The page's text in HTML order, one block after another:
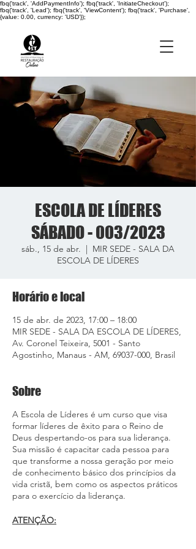
fbq('track', 'AddPaymentInfo'); fbq('track', 'InitiateCheckout');
fbq('track', 'Lead'); fbq('track', 'ViewContent'); fbq('track', 'Purchase',
{value: 0.00, currency: 'USD'});
ESCOLA DE LÍDERES
SÁBADO - 003/2023
sáb., 15 de abr.
  |
MIR SEDE - SALA DA
ESCOLA DE LÍDERES
Horário e local
15 de abr. de 2023, 17:00 – 18:00
MIR SEDE - SALA DA ESCOLA DE LÍDERES,
Av. Coronel Teixeira, 5001 - Santo
Agostinho, Manaus - AM, 69037-000, Brasil
Sobre
A Escola de Líderes é um curso que visa
formar líderes de êxito para o Reino de
Deus despertando-os para sua liderança.
Sua missão é capacitar cada pessoa para
que transforme a nossa geração por meio
de conhecimento básico dos princípios da
vida cristã, bem como os aspectos práticos
para o exercício da liderança.
ATENÇÃO: